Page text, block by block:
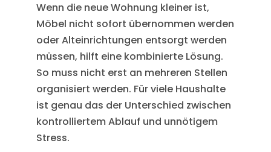
Wenn die neue Wohnung kleiner ist,
Möbel nicht sofort übernommen werden
oder Alteinrichtungen entsorgt werden
müssen, hilft eine kombinierte Lösung.
So muss nicht erst an mehreren Stellen
organisiert werden. Für viele Haushalte
ist genau das der Unterschied zwischen
kontrolliertem Ablauf und unnötigem
Stress.